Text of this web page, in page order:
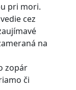
pri mori.
cez
na
zopár
či